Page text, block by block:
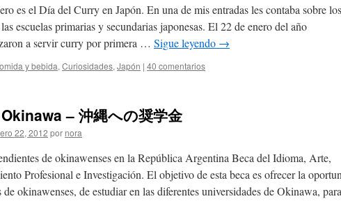
es el Día del Curry en Japón. En una de mis entradas les contaba sobre los
escuelas primarias y secundarias japonesas. El 22 de enero del año
a servir curry por primera … Sigue leyendo →
y bebida, Curiosidades, Japón | 40 comentarios
– 沖縄への奨学金
22, 2012 por nora
de okinawenses en la República Argentina Beca del Idioma, Arte,
Profesional e Investigación. El objetivo de esta beca es ofrecer la
de okinawenses, de estudiar en las diferentes universidades de Okinawa,